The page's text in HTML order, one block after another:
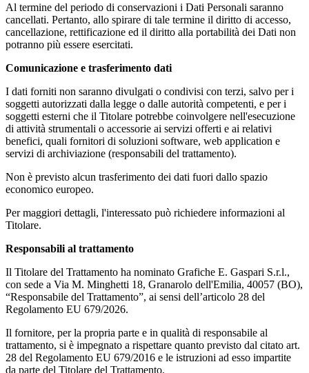
Al termine del periodo di conservazioni i Dati Personali saranno
cancellati. Pertanto, allo spirare di tale termine il diritto di accesso,
cancellazione, rettificazione ed il diritto alla portabilità dei Dati non
potranno più essere esercitati.
Comunicazione e trasferimento dati
I dati forniti non saranno divulgati o condivisi con terzi, salvo per i
soggetti autorizzati dalla legge o dalle autorità competenti, e per i
soggetti esterni che il Titolare potrebbe coinvolgere nell'esecuzione
di attività strumentali o accessorie ai servizi offerti e ai relativi
benefici, quali fornitori di soluzioni software, web application e
servizi di archiviazione (responsabili del trattamento).
Non è previsto alcun trasferimento dei dati fuori dallo spazio
economico europeo.
Per maggiori dettagli, l'interessato può richiedere informazioni al
Titolare.
Responsabili al trattamento
Il Titolare del Trattamento ha nominato Grafiche E. Gaspari S.r.l.,
con sede a Via M. Minghetti 18, Granarolo dell'Emilia, 40057 (BO),
“Responsabile del Trattamento”, ai sensi dell’articolo 28 del
Regolamento EU 679/2026.
Il fornitore, per la propria parte e in qualità di responsabile al
trattamento, si è impegnato a rispettare quanto previsto dal citato art.
28 del Regolamento EU 679/2016 e le istruzioni ad esso impartite
da parte del Titolare del Trattamento.